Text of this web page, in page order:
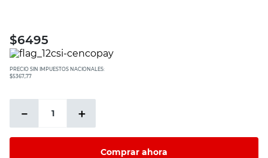
$6495
PRECIO SIN IMPUESTOS NACIONALES:
$5367,77
＋
－
Comprar ahora